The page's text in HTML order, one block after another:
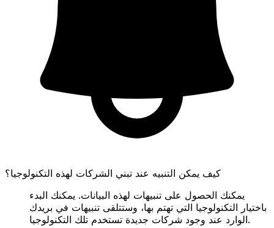
كيف يمكن التنبيه عند تبني الشركات لهذه التكنولوجيا؟
يمكنك الحصول على تنبيهات لهذه البيانات. يمكنك البدء
باختيار التكنولوجيا التي تهتم بها، وستتلقى تنبيهات في بريدك
الوارد عند وجود شركات جديدة تستخدم تلك التكنولوجيا.